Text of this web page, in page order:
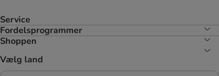
Service
Fordelsprogrammer
Shoppen
Vælg land